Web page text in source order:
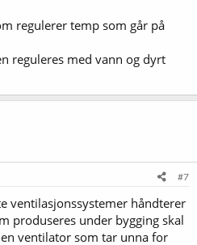
regulerer temp som går på
reguleres med vann og dyrt
#7
ventilasjonssystemer håndterer
produseres under bygging skal
ventilator som tar unna for